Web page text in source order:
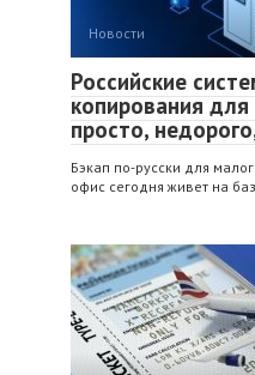
Новости
Российские
копирования
просто,
Бэкап по‑русски для
офис сегодня живет на